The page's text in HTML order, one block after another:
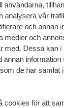
användarna,
analysera vår
och annan
medier och
med. Dessa kan i
annan information
de har samlat
cookies för att